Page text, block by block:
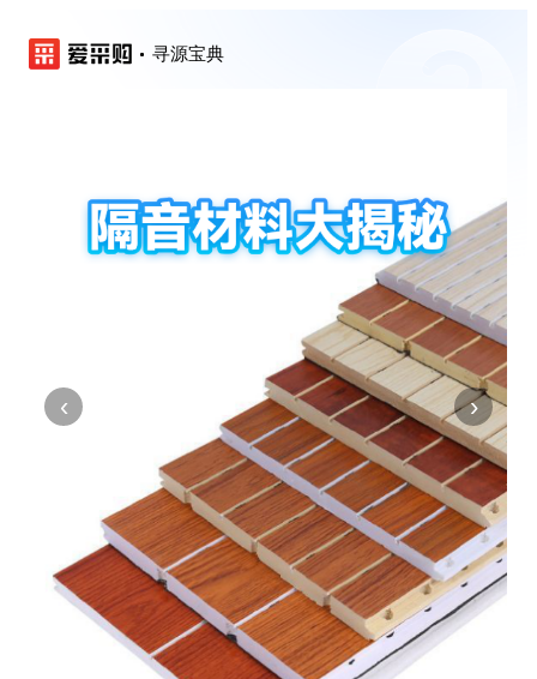
寻源宝典
‹ ›